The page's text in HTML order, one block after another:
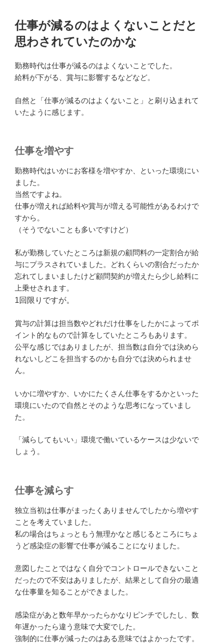
仕事が減るのはよくないことだと
思わされていたのかな
勤務時代は仕事が減るのはよくないことでした。
給料が下がる、賞与に影響するなどなど。
自然と「仕事が減るのはよくないこと」と刷り込まれて
いたように感じます。
仕事を増やす
勤務時代はいかにお客様を増やすか、といった環境にい
ました。
当然ですよね。
仕事が増えれば給料や賞与が増える可能性があるわけで
すから。
（そうでないことも多いですけど）
私が勤務していたところは新規の顧問料の一定割合が給
与にプラスされていました。どれくらいの割合だったか
忘れてしまいましたけど顧問契約が増えたら少し給料に
上乗せされます。
1回限りですが。
賞与の計算は担当数やどれだけ仕事をしたかによってポ
イント的なもので計算をしていたところもあります。
公平な感じではありましたが、担当数は自分では決めら
れないしどこを担当するのかも自分では決められませ
ん。
いかに増やすか、いかにたくさん仕事をするかといった
環境にいたので自然とそのような思考になっていまし
た。
「減らしてもいい」環境で働いているケースは少ないで
しょう。
仕事を減らす
独立当初は仕事がまったくありませんでしたから増やす
ことを考えていました。
私の場合はちょっともう無理かなと感じるところにちょ
うど感染症の影響で仕事が減ることになりました。
意図したことではなく自分でコントロールできないこと
だったので不安はありましたが、結果として自分の最適
な仕事量を知ることができました。
感染症があと数年早かったらかなりピンチでしたし、数
年遅かったら違う意味で大変でした。
強制的に仕事が減ったのはある意味ではよかったです。